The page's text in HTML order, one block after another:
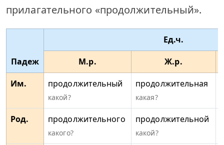
прилагательного «продолжительный».
Падеж
Ед.ч.
М.р.
Ж.р.
Им.
продолжительный
какой?
продолжительная
какая?
Род. продолжительного
какого?
продолжительной
какой?